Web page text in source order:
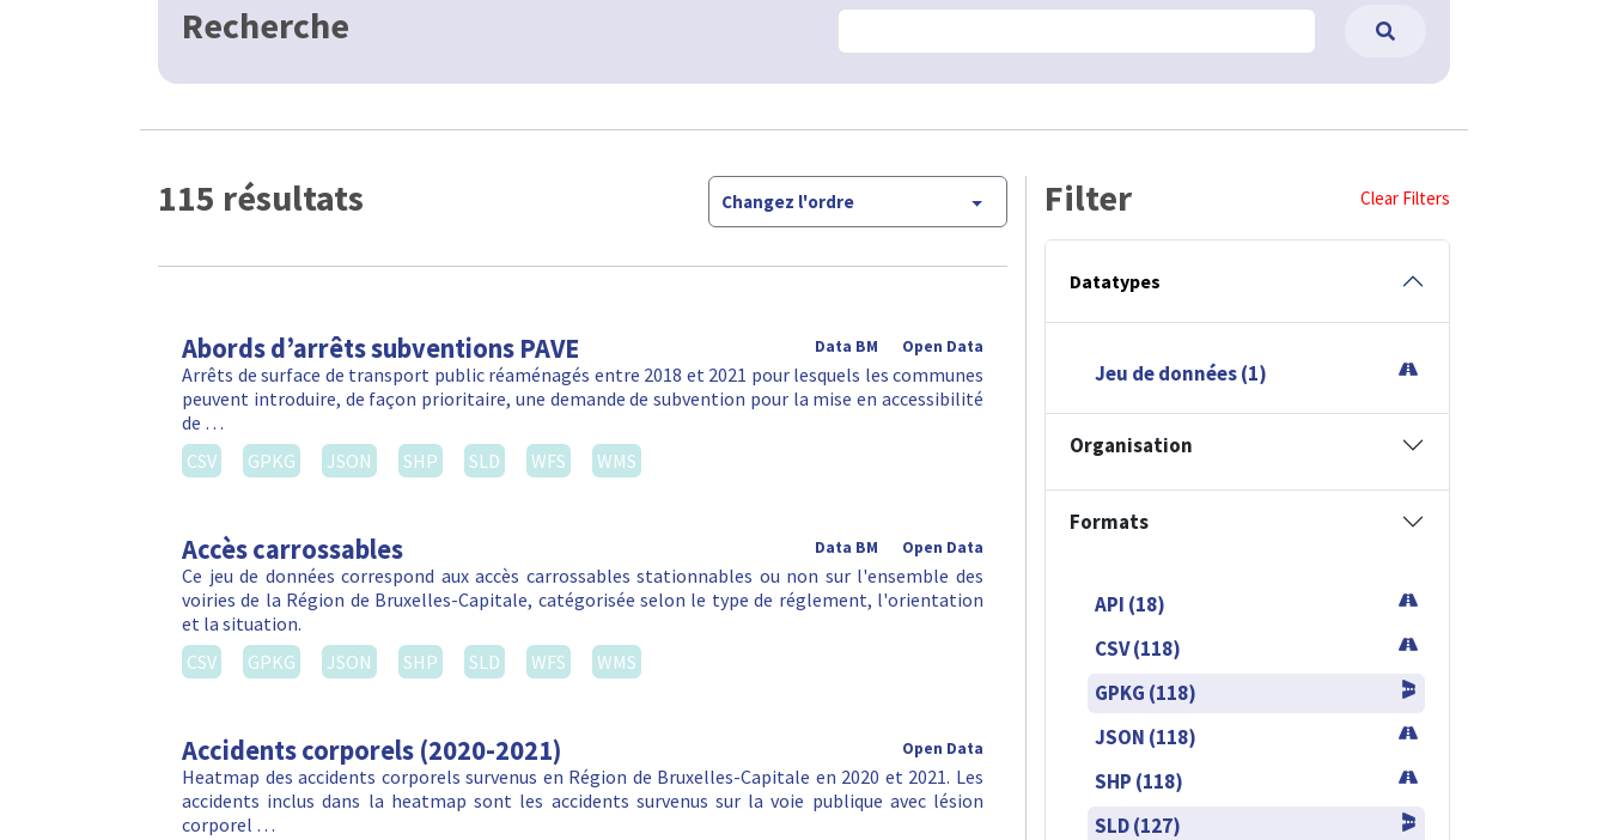
Recherche
115 résultats Changez l'ordre
Abords d’arrêts subventions PAVE Open Data
Data BM
Arrêts de surface de transport public réaménagés entre 2018 et 2021 pour lesquels les communes
peuvent introduire, de façon prioritaire, une demande de subvention pour la mise en accessibilité
de …
CSV
GPKG JSON SHP SLD WFS WMS
Accès carrossables Open Data
Data BM
Ce jeu de données correspond aux accès carrossables stationnables ou non sur l'ensemble des
voiries de la Région de Bruxelles-Capitale, catégorisée selon le type de réglement, l'orientation
et la situation.
CSV
GPKG JSON SHP SLD WFS WMS
Accidents corporels (2020-2021) Open Data
Heatmap des accidents corporels survenus en Région de Bruxelles-Capitale en 2020 et 2021. Les
accidents inclus dans la heatmap sont les accidents survenus sur la voie publique avec lésion
corporel …
Filter Clear Filters
Datatypes
Jeu de données (1)
Organisation
Formats
API (18)
CSV (118)
GPKG (118)
JSON (118)
SHP (118)
SLD (127)